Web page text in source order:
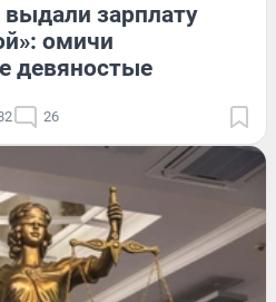
зарплату
омичи
девяностые
26